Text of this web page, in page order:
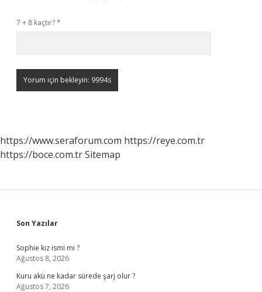
7 + 8 kaçtır?*
https://www.seraforum.com https://reye.com.tr
https://boce.com.trSitemap
Sidebar
Son Yazılar
Sophie kız ismi mi ?
Ağustos 8, 2026
Kuru akü ne kadar sürede şarj olur ?
Ağustos 7, 2026